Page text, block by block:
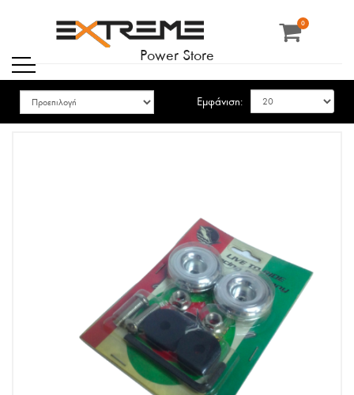
Power Store
0
Εμφάνιση: